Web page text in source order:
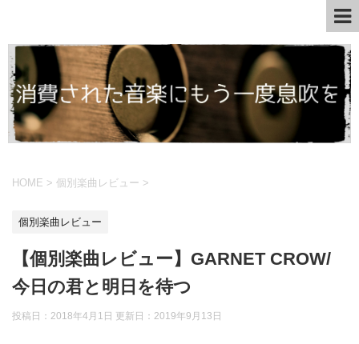
HOME > 個別楽曲レビュー >
個別楽曲レビュー
【個別楽曲レビュー】GARNET CROW/
今日の君と明日を待つ
投稿日：2018年4月1日 更新日： 2019年9月13日